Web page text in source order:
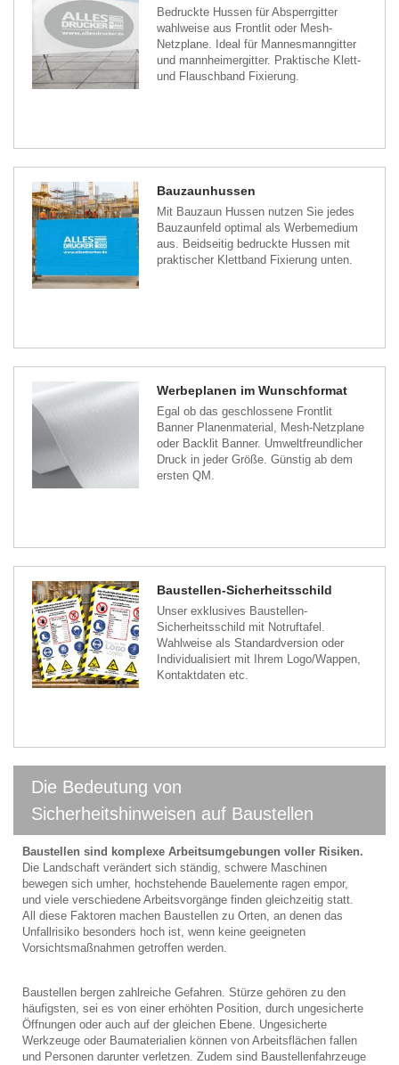
Bedruckte Hussen für Absperrgitter
wahlweise aus Frontlit oder Mesh-
Netzplane. Ideal für Mannesmanngitter
und mannheimergitter. Praktische Klett-
und Flauschband Fixierung.
Bauzaunhussen
Mit Bauzaun Hussen nutzen Sie jedes
Bauzaunfeld optimal als Werbemedium
aus. Beidseitig bedruckte Hussen mit
praktischer Klettband Fixierung unten.
Werbeplanen im Wunschformat
Egal ob das geschlossene Frontlit
Banner Planenmaterial, Mesh-Netzplane
oder Backlit Banner. Umweltfreundlicher
Druck in jeder Größe. Günstig ab dem
ersten QM.
Baustellen-Sicherheitsschild
Unser exklusives Baustellen-
Sicherheitsschild mit Notruftafel.
Wahlweise als Standardversion oder
Individualisiert mit Ihrem Logo/Wappen,
Kontaktdaten etc.
Die Bedeutung von
Sicherheitshinweisen auf Baustellen
Baustellen sind komplexe Arbeitsumgebungen voller Risiken.
Die Landschaft verändert sich ständig, schwere Maschinen
bewegen sich umher, hochstehende Bauelemente ragen empor,
und viele verschiedene Arbeitsvorgänge finden gleichzeitig statt.
All diese Faktoren machen Baustellen zu Orten, an denen das
Unfallrisiko besonders hoch ist, wenn keine geeigneten
Vorsichtsmaßnahmen getroffen werden.
Baustellen bergen zahlreiche Gefahren. Stürze gehören zu den
häufigsten, sei es von einer erhöhten Position, durch ungesicherte
Öffnungen oder auch auf der gleichen Ebene. Ungesicherte
Werkzeuge oder Baumaterialien können von Arbeitsflächen fallen
und Personen darunter verletzen. Zudem sind Baustellenfahrzeuge